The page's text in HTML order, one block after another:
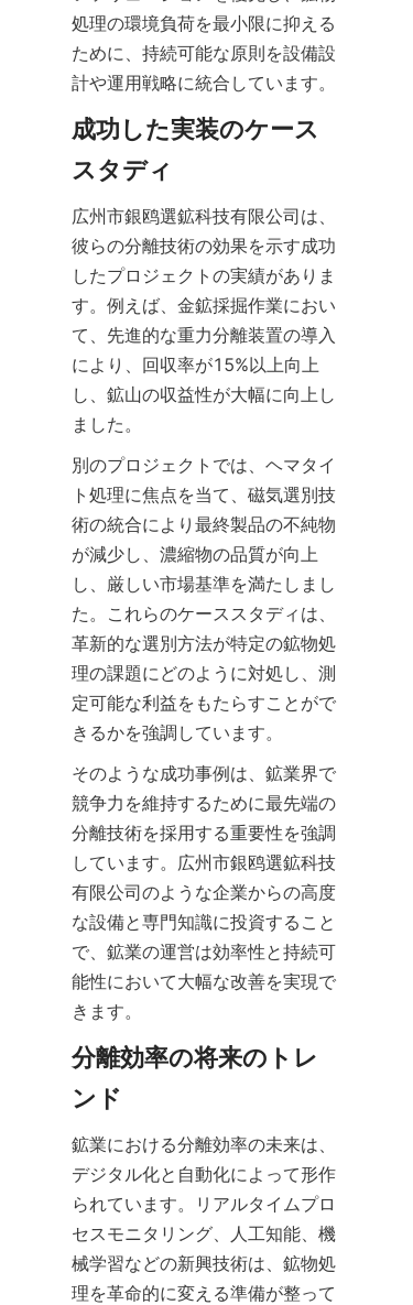
処理の環境負荷を最小限に抑える
ために、持続可能な原則を設備設
計や運用戦略に統合しています。
成功した実装のケース
スタディ
広州市銀鸥選鉱科技有限公司は、
彼らの分離技術の効果を示す成功
したプロジェクトの実績がありま
す。例えば、金鉱採掘作業におい
て、先進的な重力分離装置の導入
により、回収率が15%以上向上
し、鉱山の収益性が大幅に向上し
ました。
別のプロジェクトでは、ヘマタイ
ト処理に焦点を当て、磁気選別技
術の統合により最終製品の不純物
が減少し、濃縮物の品質が向上
し、厳しい市場基準を満たしまし
た。これらのケーススタディは、
革新的な選別方法が特定の鉱物処
理の課題にどのように対処し、測
定可能な利益をもたらすことがで
きるかを強調しています。
そのような成功事例は、鉱業界で
競争力を維持するために最先端の
分離技術を採用する重要性を強調
しています。広州市銀鸥選鉱科技
有限公司のような企業からの高度
な設備と専門知識に投資すること
で、鉱業の運営は効率性と持続可
能性において大幅な改善を実現で
きます。
分離効率の将来のトレ
ンド
鉱業における分離効率の未来は、
デジタル化と自動化によって形作
られています。リアルタイムプロ
セスモニタリング、人工知能、機
械学習などの新興技術は、鉱物処
理を革命的に変える準備が整って